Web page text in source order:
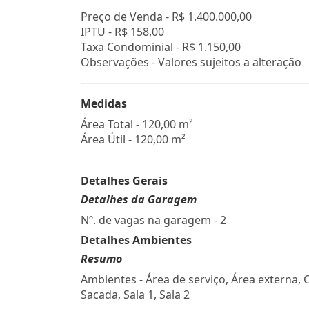
Preço de Venda - R$ 1.400.000,00
IPTU - R$ 158,00
Taxa Condominial - R$ 1.150,00
Observações - Valores sujeitos a alteração
Medidas
Área Total - 120,00 m²
Área Útil - 120,00 m²
Detalhes Gerais
Detalhes da Garagem
Nº. de vagas na garagem - 2
Detalhes Ambientes
Resumo
Ambientes - Área de serviço, Área externa,
Sacada, Sala 1, Sala 2